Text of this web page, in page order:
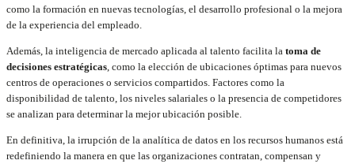
como la formación en nuevas tecnologías, el desarrollo profesional o la mejora
de la experiencia del empleado.
Además, la inteligencia de mercado aplicada al talento facilita la toma de
decisiones estratégicas , como la elección de ubicaciones óptimas para nuevos
centros de operaciones o servicios compartidos. Factores como la
disponibilidad de talento, los niveles salariales o la presencia de competidores
se analizan para determinar la mejor ubicación posible.
En definitiva, la irrupción de la analítica de datos en los recursos humanos está
redefiniendo la manera en que las organizaciones contratan, compensan y